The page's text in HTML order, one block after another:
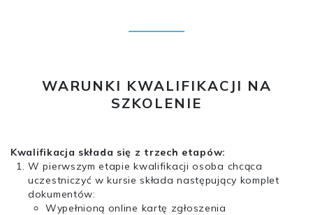
WARUNKI KWALIFIKACJI NA
SZKOLENIE
Kwalifikacja składa się z trzech etapów:
W pierwszym etapie kwalifikacji osoba chcąca
uczestniczyć w kursie składa następujący komplet
dokumentów:
Wypełnioną online kartę zgłoszenia